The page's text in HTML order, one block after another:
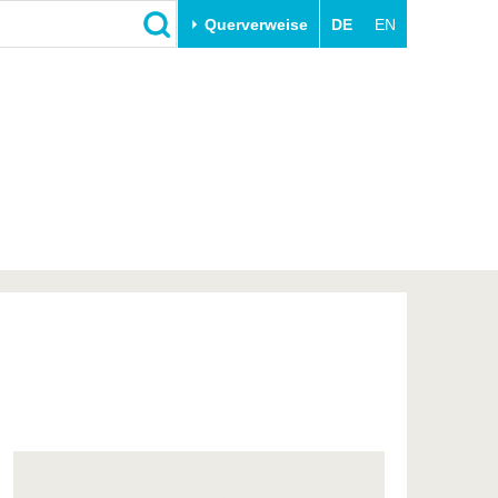
Querverweise DE EN
Innovative Transferprojekte
BTU & Region erleben